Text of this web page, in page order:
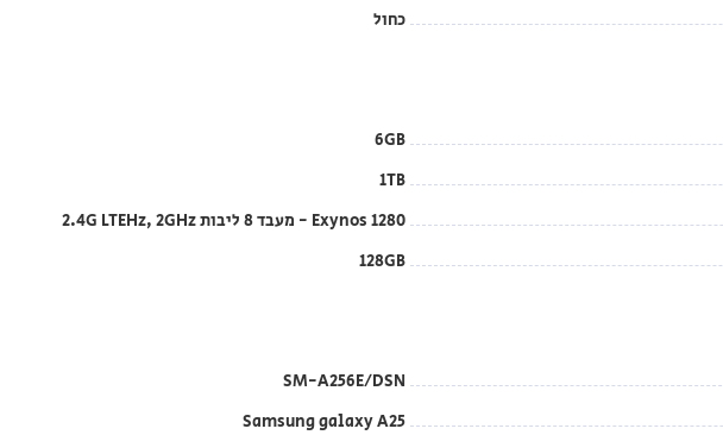
כחול
6GB
1TB
Exynos 1280 - מעבד 8 ליבות 2.4G LTEHz, 2GHz
128GB
SM-A256E/DSN
Samsung galaxy A25